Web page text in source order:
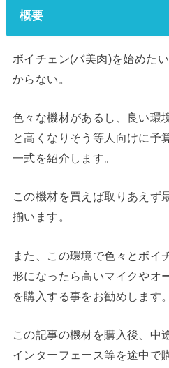
概要
ボイチェン(バ美肉)を始めた
からない。
色々な機材があるし、良い環
と高くなりそう等人向けに予
一式を紹介します。
この機材を買えば取りあえず
揃います。
また、この環境で色々とボイ
形になったら高いマイクやオ
を購入する事をお勧めします。
この記事の機材を購入後、中
インターフェース等を途中で